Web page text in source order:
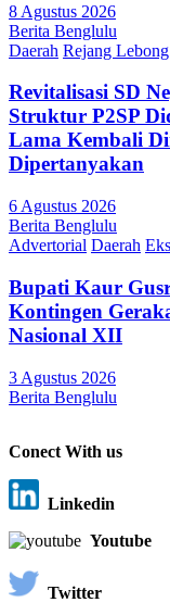
8 Agustus 2026
Berita Benglulu
Daerah Rejang Lebong
Revitalisasi SD
Struktur P2SP
Lama Kembali
Dipertanyakan
6 Agustus 2026
Berita Benglulu
Advertorial Daerah
Bupati Kaur
Kontingen
Nasional XII
3 Agustus 2026
Berita Benglulu
Conect With us
Linkedin
Youtube
Twitter